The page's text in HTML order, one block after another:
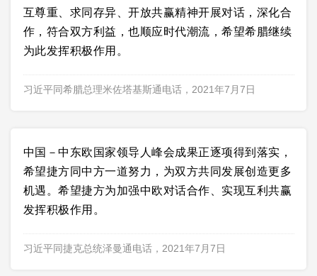
互尊重、求同存异、开放共赢精神开展对话，深化合
作，符合双方利益，也顺应时代潮流，希望希腊继续
为此发挥积极作用。
习近平同希腊总理米佐塔基斯通电话，2021年7月7日
中国－中东欧国家领导人峰会成果正逐项得到落实，
希望捷方同中方一道努力，为双方共同发展创造更多
机遇。希望捷方为加强中欧对话合作、实现互利共赢
发挥积极作用。
习近平同捷克总统泽曼通电话，2021年7月7日